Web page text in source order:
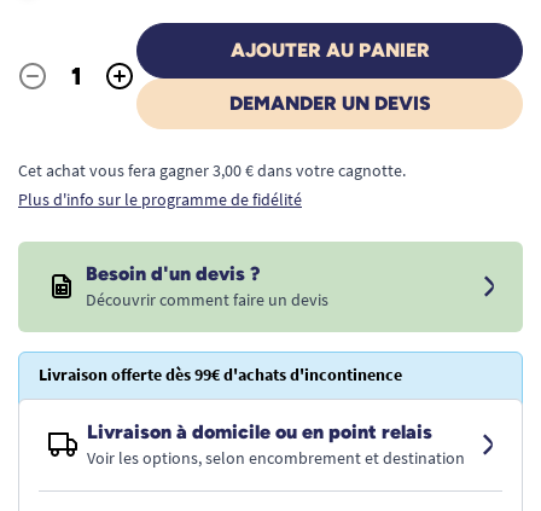
Quantité
- +
AJOUTER AU PANIER
DEMANDER UN DEVIS
Cet achat vous fera gagner 3,00 € dans votre cagnotte.
Plus d'info sur le programme de fidélité
Besoin d'un devis ?
Découvrir comment faire un devis
Livraison offerte dès 99€ d'achats d'incontinence
Livraison à domicile ou en point relais
Voir les options, selon encombrement et destination